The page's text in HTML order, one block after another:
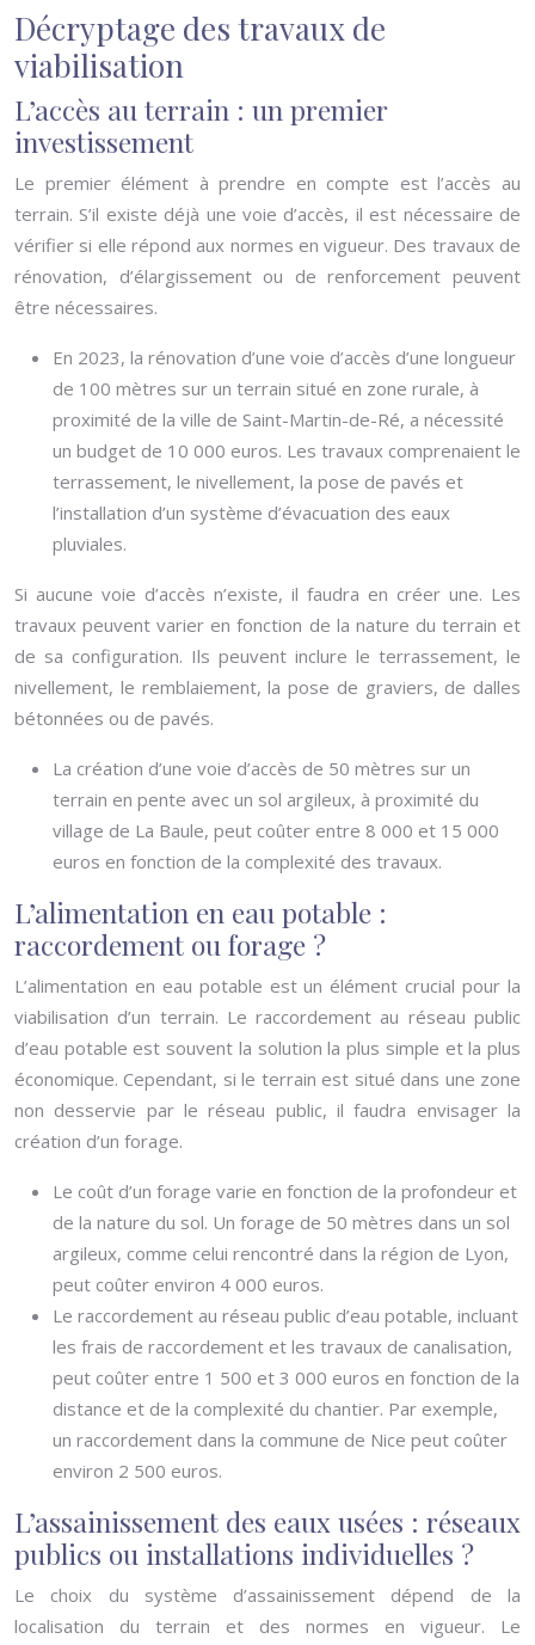
Décryptage des travaux de
viabilisation
L’accès au terrain : un premier
investissement
Le premier élément à prendre en compte est l’accès au
terrain. S’il existe déjà une voie d’accès, il est nécessaire de
vérifier si elle répond aux normes en vigueur. Des travaux de
rénovation, d’élargissement ou de renforcement peuvent
être nécessaires.
En 2023, la rénovation d’une voie d’accès d’une longueur
de 100 mètres sur un terrain situé en zone rurale, à
proximité de la ville de Saint-Martin-de-Ré, a nécessité
un budget de 10 000 euros. Les travaux comprenaient le
terrassement, le nivellement, la pose de pavés et
l’installation d’un système d’évacuation des eaux
pluviales.
Si aucune voie d’accès n’existe, il faudra en créer une. Les
travaux peuvent varier en fonction de la nature du terrain et
de sa configuration. Ils peuvent inclure le terrassement, le
nivellement, le remblaiement, la pose de graviers, de dalles
bétonnées ou de pavés.
La création d’une voie d’accès de 50 mètres sur un
terrain en pente avec un sol argileux, à proximité du
village de La Baule, peut coûter entre 8 000 et 15 000
euros en fonction de la complexité des travaux.
L’alimentation en eau potable :
raccordement ou forage ?
L’alimentation en eau potable est un élément crucial pour la
viabilisation d’un terrain. Le raccordement au réseau public
d’eau potable est souvent la solution la plus simple et la plus
économique. Cependant, si le terrain est situé dans une zone
non desservie par le réseau public, il faudra envisager la
création d’un forage.
Le coût d’un forage varie en fonction de la profondeur et
de la nature du sol. Un forage de 50 mètres dans un sol
argileux, comme celui rencontré dans la région de Lyon,
peut coûter environ 4 000 euros.
Le raccordement au réseau public d’eau potable, incluant
les frais de raccordement et les travaux de canalisation,
peut coûter entre 1 500 et 3 000 euros en fonction de la
distance et de la complexité du chantier. Par exemple,
un raccordement dans la commune de Nice peut coûter
environ 2 500 euros.
L’assainissement des eaux usées : réseaux
publics ou installations individuelles ?
Le choix du système d’assainissement dépend de la
localisation du terrain et des normes en vigueur. Le